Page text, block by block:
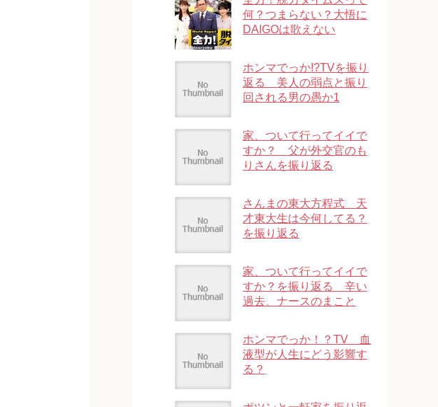
何？つまらない？大悟に
DAIGOは歌えない
ホンマでっか!?TVを振り
返る 美人の弱点と振り
回される男の愚か1
家、ついて行ってイイで
すか？ 父が外交官のも
りさんを振り返る
さんまの東大方程式 天
才東大生は今何してる？
を振り返る
家、ついて行ってイイで
すか？を振り返る 辛い
過去、ナースのまこと
ホンマでっか！？TV 血
液型が人生にどう影響す
る？